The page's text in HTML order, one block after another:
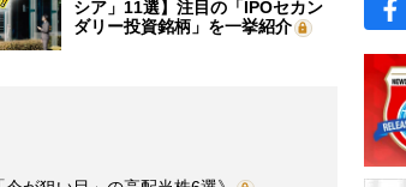
シア」11選】注目の「IPOセカン
ダリー投資銘柄」を一挙紹介